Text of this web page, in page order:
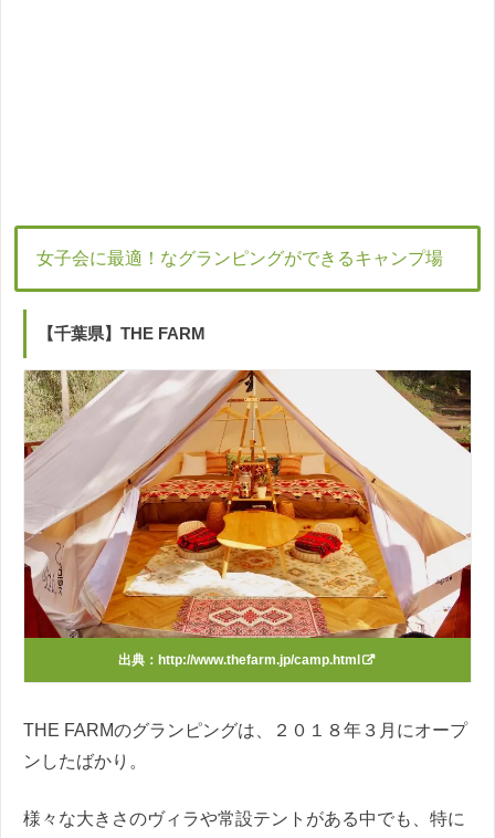
女子会に最適！なグランピングができるキャンプ場
【千葉県】THE FARM
出典： http://www.thefarm.jp/camp.html
THE FARMのグランピングは、２０１８年３月にオープ
ンしたばかり。
様々な大きさのヴィラや常設テントがある中でも、特に